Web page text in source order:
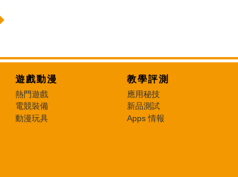
遊戲動漫
熱門遊戲
電競裝備
動漫玩具
教學評測
應用秘技
新品測試
Apps 情報